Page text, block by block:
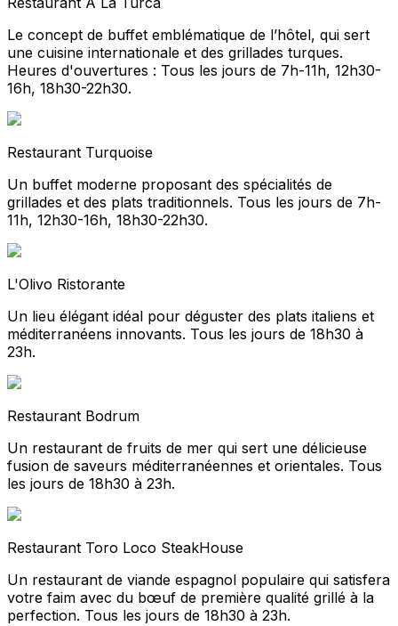
Le concept de buffet emblématique de l’hôtel, qui sert
une cuisine internationale et des grillades turques.
Heures d'ouvertures : Tous les jours de 7h-11h, 12h30-
16h, 18h30-22h30.
Restaurant Turquoise
Un buffet moderne proposant des spécialités de
grillades et des plats traditionnels. Tous les jours de 7h-
11h, 12h30-16h, 18h30-22h30.
L'Olivo Ristorante
Un lieu élégant idéal pour déguster des plats italiens et
méditerranéens innovants. Tous les jours de 18h30 à
23h.
Restaurant Bodrum
Un restaurant de fruits de mer qui sert une délicieuse
fusion de saveurs méditerranéennes et orientales. Tous
les jours de 18h30 à 23h.
Restaurant Toro Loco SteakHouse
Un restaurant de viande espagnol populaire qui satisfera
votre faim avec du bœuf de première qualité grillé à la
perfection. Tous les jours de 18h30 à 23h.